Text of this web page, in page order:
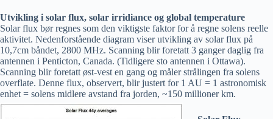
Utvikling i solar flux, solar irridiance og global temperature
Solar flux bør regnes som den viktigste faktor for å regne solens reelle
aktivitet. Nedenforstående diagram viser utvikling av solar flux på
10,7cm båndet, 2800 MHz. Scanning blir foretatt 3 ganger daglig fra
antennen i Penticton, Canada. (Tidligere sto antennen i Ottawa).
Scanning blir foretatt øst-vest en gang og måler strålingen fra solens
overflate. Denne flux, observert, blir justert for 1 AU = 1 astronomisk
enhet = solens midlere avstand fra jorden, ~150 millioner km.